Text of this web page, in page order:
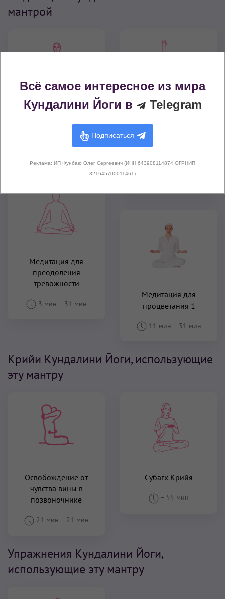
мантрой
Весёлая медитация
Процветания
11 мин
Медитация для 10
тел (Исцеление
физического,
ментального и
Медитация для
преодоления
тревожности
3 мин – 31 мин
Медитация для
процветания 1
11 мин – 31 мин
Крийи Кундалини Йоги, использующие
эту мантру
Освобождение от
чувства вины в
позвоночнике
21 мин – 21 мин
Субагх Крийя
– 55 мин
Упражнения Кундалини Йоги,
использующие эту мантру
Всё самое интересное из мира
Кундалини Йоги в
Telegram
Подписаться
Реклама: ИП Фунбаю Олег Сергеевич (ИНН 643908114874 ОГРНИП
321645700011461)